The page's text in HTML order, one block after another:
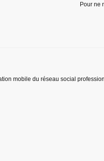
Pour ne
mobile du réseau social